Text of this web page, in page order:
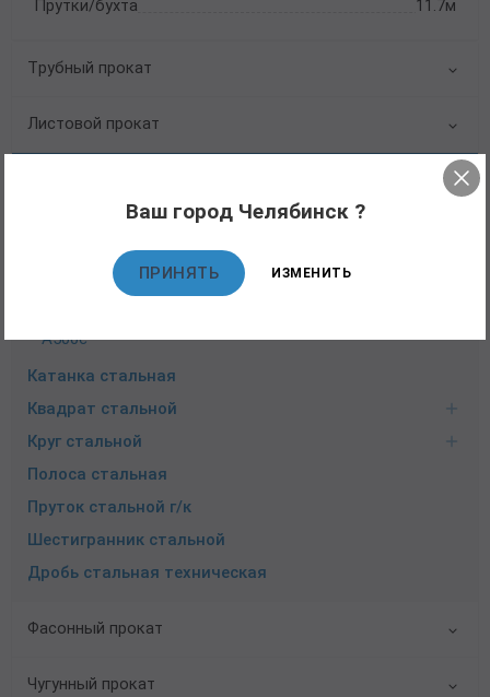
Трубный прокат
Листовой прокат
Арматура гладкая А1
Арматура рифленая А3
А500с
Катанка стальная
Квадрат стальной
Круг стальной
Полоса стальная
Пруток стальной г/к
Шестигранник стальной
Дробь стальная техническая
Фасонный прокат
Чугунный прокат
Прутки/бухта 11.7м
Ваш город Челябинск ?
ПРИНЯТЬ ИЗМЕНИТЬ